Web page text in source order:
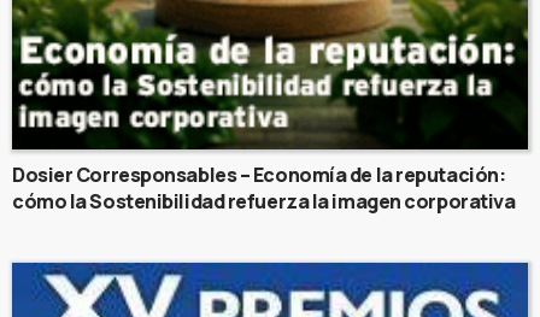
Dosier Corresponsables – Economía de la reputación:
cómo la Sostenibilidad refuerza la imagen corporativa